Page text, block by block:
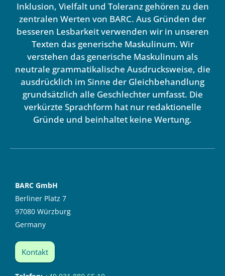
Inklusion, Vielfalt und Toleranz gehören zu den
zentralen Werten von BARC. Aus Gründen der
besseren Lesbarkeit verwenden wir in unseren
Texten das generische Maskulinum. Wir
verstehen das generische Maskulinum als
neutrale grammatikalische Ausdrucksweise, die
ausdrücklich im Sinne der Gleichbehandlung
grundsätzlich alle Geschlechter umfasst. Die
verkürzte Sprachform hat nur redaktionelle
Gründe und beinhaltet keine Wertung.
BARC GmbH
Berliner Platz 7
97080 Würzburg
Germany
Kontakt